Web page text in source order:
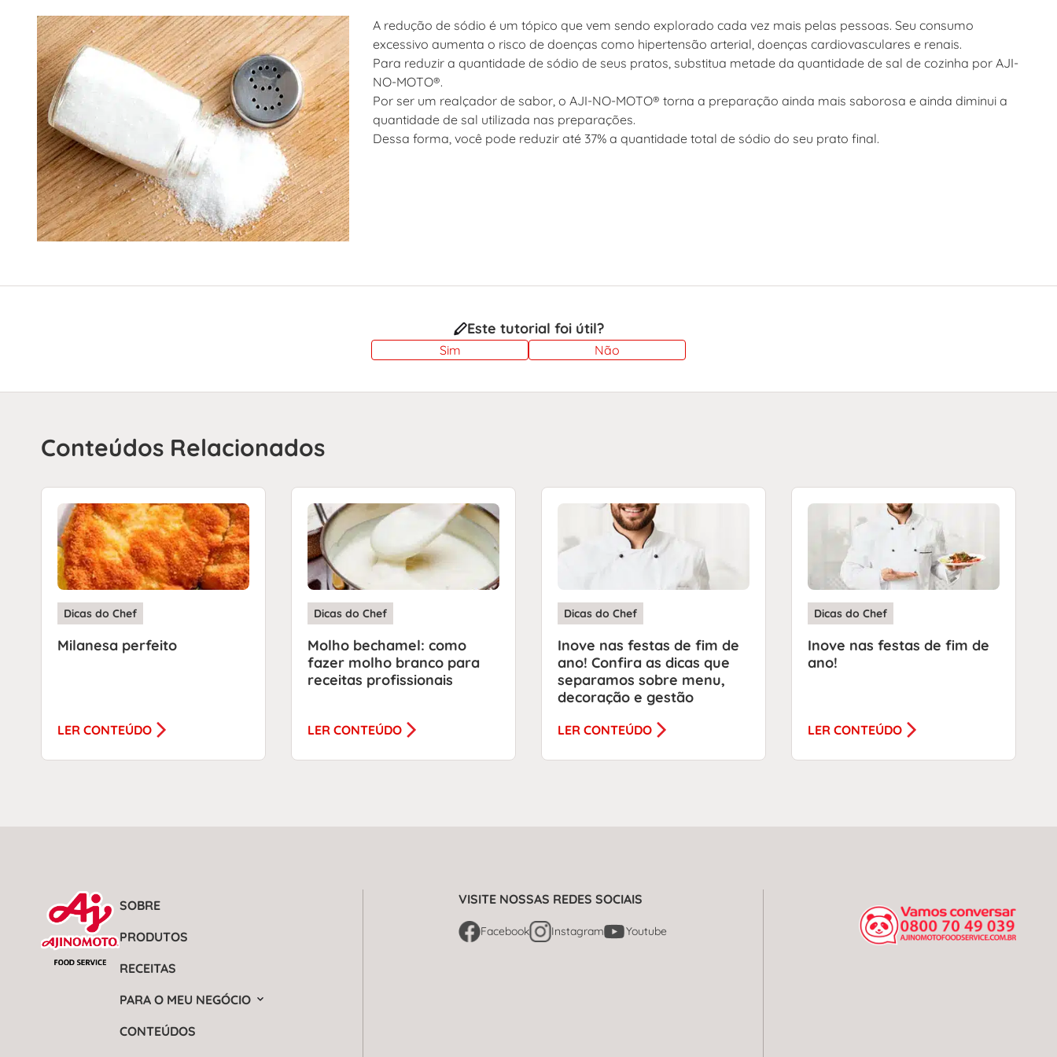
A redução de sódio é um tópico que vem sendo explorado cada vez mais pelas pessoas. Seu consumo
excessivo aumenta o risco de doenças como hipertensão arterial, doenças cardiovasculares e renais.
Para reduzir a quantidade de sódio de seus pratos, substitua metade da quantidade de sal de cozinha por AJI-
NO-MOTO®.
Por ser um realçador de sabor, o AJI-NO-MOTO® torna a preparação ainda mais saborosa e ainda diminui a
quantidade de sal utilizada nas preparações.
Dessa forma, você pode reduzir até 37% a quantidade total de sódio do seu prato final.
Este tutorial foi útil?
Sim Não
Conteúdos Relacionados
Dicas do Chef
Milanesa perfeito
LER CONTEÚDO
Dicas do Chef
Molho bechamel: como
fazer molho branco para
receitas profissionais
LER CONTEÚDO
Dicas do Chef
Inove nas festas de fim de
ano! Confira as dicas que
separamos sobre menu,
decoração e gestão
LER CONTEÚDO
Dicas do Chef
Inove nas festas de fim de
ano!
LER CONTEÚDO
SOBRE
PRODUTOS
RECEITAS
PARA O MEU NEGÓCIO
CONTEÚDOS
VISITE NOSSAS REDES SOCIAIS
Facebook Instagram Youtube